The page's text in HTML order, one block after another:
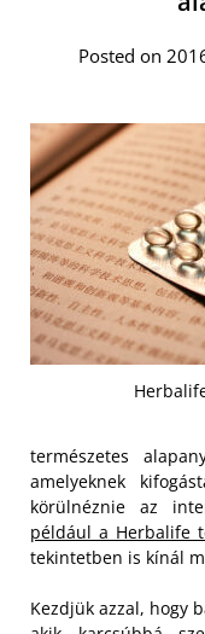
Posted on
természetes
amelyeknek
körülnéznie az
például a Herbalife
tekintetben is kínál
Kezdjük azzal, hogy